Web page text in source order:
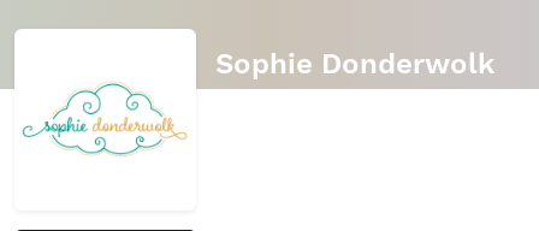
Sophie Donderwolk